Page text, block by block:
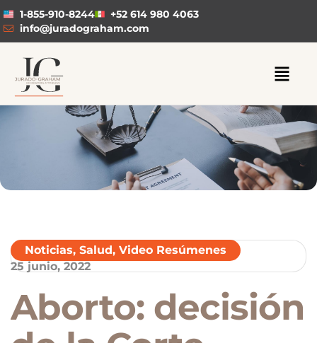
1-855-910-8244
+52 614 980 4063
info@juradograham.com
Noticias, Salud, Video Resúmenes
25 junio, 2022
Aborto: decisión